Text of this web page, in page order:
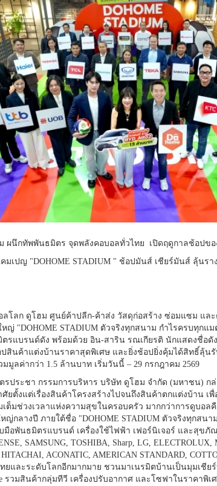
ผนึกทัพพันธมิตร จุดพลังคอบอลทั่วไทย เปิดฤดูกาลช้อปข
มเปญ "DOHOME STADIUM " ช้อปมันส์ เชียร์มันส์ ลุ้นรา
ลโลก ดูโฮม ศูนย์ค้าปลีก-ค้าส่ง วัสดุก่อสร้าง ซ่อมแซม แล
ญ่ "DOHOME STADIUM ตัวจริงทุกสนาม กำไรครบทุกแ
รแบรนด์ดัง พร้อมด้วย อิน-สาริน รณเกียรติ นักแสดงชื่อดัง
สินค้าแต่งบ้านราคาสุดพิเศษ และยิ่งช้อปยิ่งคุ้มได้สิทธิ์ลุ้นรั
มูลค่ากว่า 1.5 ล้านบาท เริ่มวันนี้ – 29 กรกฎาคม 2569
รประชา กรรมการบริหาร บริษัท ดูโฮม จำกัด (มหาชน) กล่
ยตั้งแต่เรื่องสินค้าโครงสร้างไปจนถึงสินค้าตกแต่งบ้าน เ
เต็มช่วงเวลาแห่งความสุขในครอบครัว มากกว่าการดูบอล
ญ่กลางปี ภายใต้ชื่อ "DOHOME STADIUM ตัวจริงทุกสน
มือพันธมิตรแบรนด์ เครื่องใช้ไฟฟ้า เฟอร์นิเจอร์ และสุข
SAMSUNG, TOSHIBA, Sharp, LG, ELECTROLUX,
ACONATIC, AMERICAN STANDARD,
ยและระดับโลกอีกมากมาย ชวนมาเนรมิตบ้านเป็นมุมเชียร์
รวมสินค้ากลุ่มทีวี เครื่องปรับอากาศ และโซฟาในราคาพิเ